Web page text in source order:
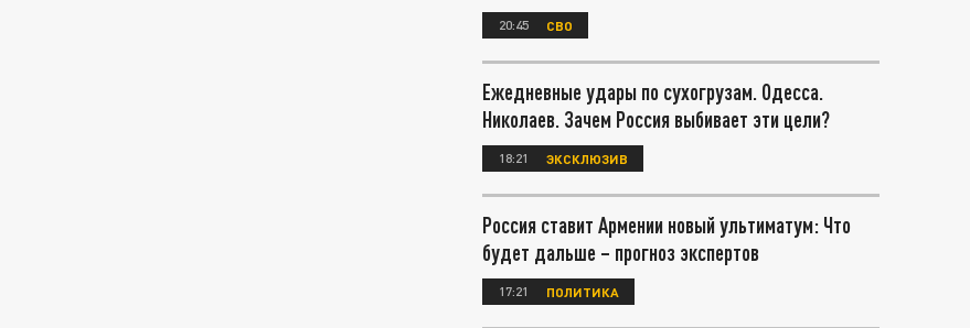
20:45 СВО
Ежедневные удары по сухогрузам. Одесса.
Николаев. Зачем Россия выбивает эти цели?
18:21 ЭКСКЛЮЗИВ
Россия ставит Армении новый ультиматум: Что
будет дальше – прогноз экспертов
17:21 ПОЛИТИКА